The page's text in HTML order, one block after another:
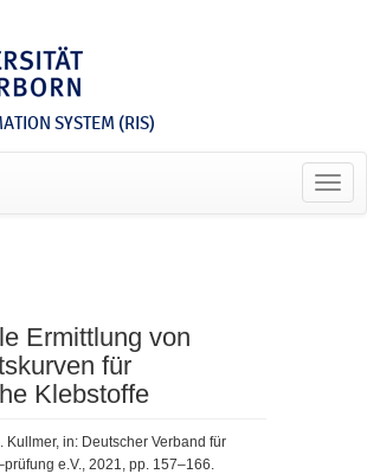
SYSTEM (RIS)
Ermittlung von
für
Klebstoffe
Kullmer, in: Deutscher Verband für
e.V., 2021, pp. 157–166.